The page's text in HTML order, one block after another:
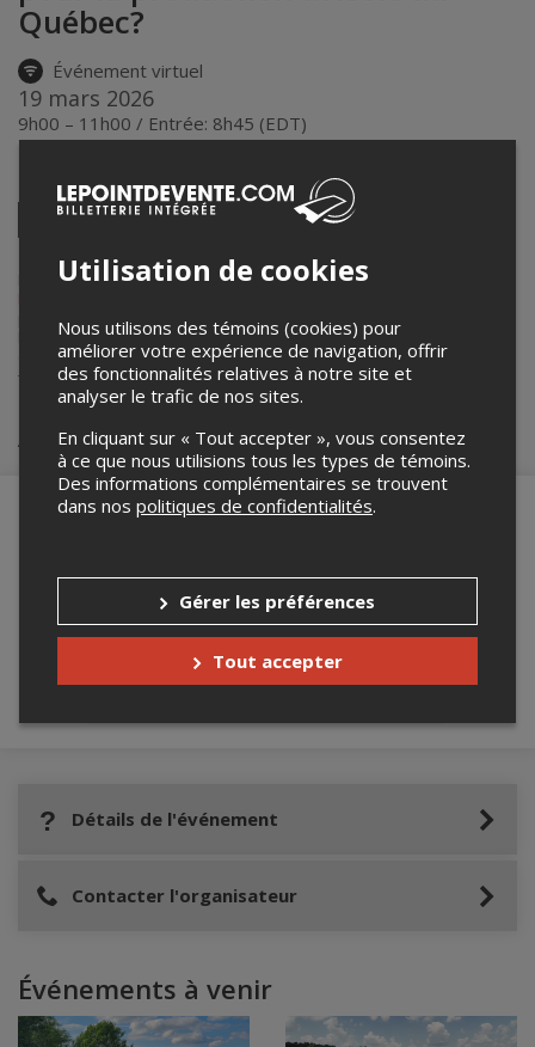
Québec?
Événement virtuel
19 mars 2026
9h00 – 11h00 / Entrée: 8h45 (EDT)
Partagez cet événement
Twitter
courriel
Lepointdevente.com agit à titre de mandataire pour
pour ses événements.
Pour plus d’information à propos de cet événement, veuillez
contacter l’organisateur de l’événement, Groupe ProConseil
+1 450-774-2502.
Achat de billets
Merci de confirmer que vous n'êtes pas un
robot ci-bas.
Détails de l'événement
Contacter l'organisateur
Événements à venir
Utilisation de cookies
Nous utilisons des témoins (cookies) pour
améliorer votre expérience de navigation, offrir
des fonctionnalités relatives à notre site et
analyser le trafic de nos sites.
En cliquant sur « Tout accepter », vous consentez
à ce que nous utilisions tous les types de témoins.
Des informations complémentaires se trouvent
dans nos politiques de confidentialités.
Gérer les préférences
Tout accepter